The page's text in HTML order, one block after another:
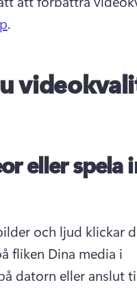
.
eller spela
och ljud klickar
fliken Dina media i
datorn eller anslut